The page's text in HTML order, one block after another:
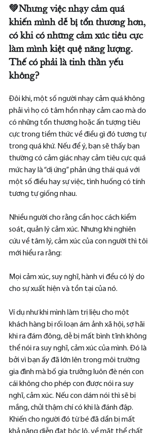
💚Nhưng việc nhạy cảm quá
khiến mình dễ bị tổn thương hơn,
có khi có những cảm xúc tiêu cực
làm mình kiệt quệ năng lượng.
Thế có phải là tinh thần yếu
không?
Đôi khi, một số người nhạy cảm quá không
phải vì họ có tâm hồn nhạy cảm cao mà do
có những tổn thương hoặc ấn tượng tiêu
cực trong tiềm thức về điều gì đó tương tự
trong quá khứ. Nếu để ý, bạn sẽ thấy bạn
thường có cảm giác nhạy cảm tiêu cực quá
mức hay là “dị ứng” phản ứng thái quá với
một số điều hay sự việc, tình huống có tính
tương tự giống nhau.
Nhiều người cho rằng cần học cách kiểm
soát, quản lý cảm xúc. Nhưng khi nghiên
cứu về tâm lý, cảm xúc của con người thì tôi
mới hiểu ra rằng:
Mọi cảm xúc, suy nghĩ, hành vi đều có lý do
cho sự xuất hiện và tồn tại của nó.
Ví dụ như khi mình làm trị liệu cho một
khách hàng bị rối loạn ám ảnh xã hội, sợ hãi
khi ra đám đông, dễ bị mất bình tĩnh không
thể nói ra suy nghĩ, cảm xúc của mình. Đó là
bởi vì bạn ấy đã lớn lên trong môi trường
gia đình mà bố gia trưởng luôn đè nén con
cái không cho phép con được nói ra suy
nghĩ, cảm xúc. Nếu con dám nói thì sẽ bị
mắng, chửi thậm chí có khi là đánh đập.
Khiến cho người đó từ bé đã dần bị mất